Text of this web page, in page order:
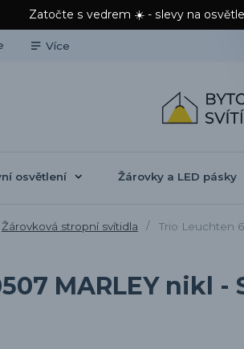
Zatočte s vedrem ☀️ - slevy na
Více
osvětlení Žárovky a LED pásky
Žárovková stropní svítidla Trio Leuchten
MARLEY nikl